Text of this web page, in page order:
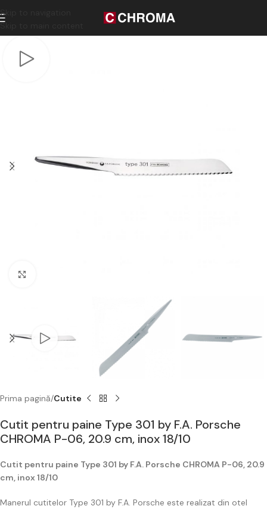
Skip to navigation
Skip to main content
Prima pagină Cutite
Cutit pentru paine Type 301 by F.A. Porsche
CHROMA P-06, 20.9 cm, inox 18/10
Cutit pentru paine Type 301 by F.A. Porsche CHROMA P-06, 20.9
cm, inox 18/10
Manerul cutitelor Type 301 by F.A. Porsche este realizat din otel